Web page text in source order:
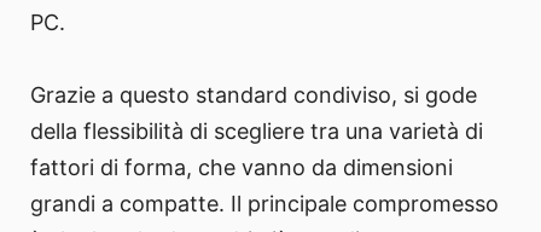
PC.
Grazie a questo standard condiviso, si gode
della flessibilità di scegliere tra una varietà di
fattori di forma, che vanno da dimensioni
grandi a compatte. Il principale compromesso